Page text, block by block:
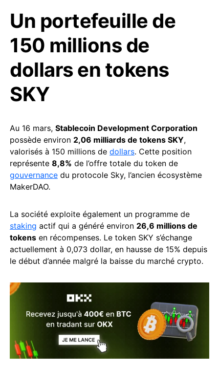
Un portefeuille de
150 millions de
dollars en tokens
SKY
Au 16 mars, Stablecoin Development Corporation
possède environ 2,06 milliards de tokens SKY,
valorisés à 150 millions de dollars. Cette position
représente 8,8% de l’offre totale du token de
gouvernance du protocole Sky, l’ancien écosystème
MakerDAO.
La société exploite également un programme de
staking actif qui a généré environ 26,6 millions de
tokens en récompenses. Le token SKY s’échange
actuellement à 0,073 dollar, en hausse de 15% depuis
le début d’année malgré la baisse du marché crypto.